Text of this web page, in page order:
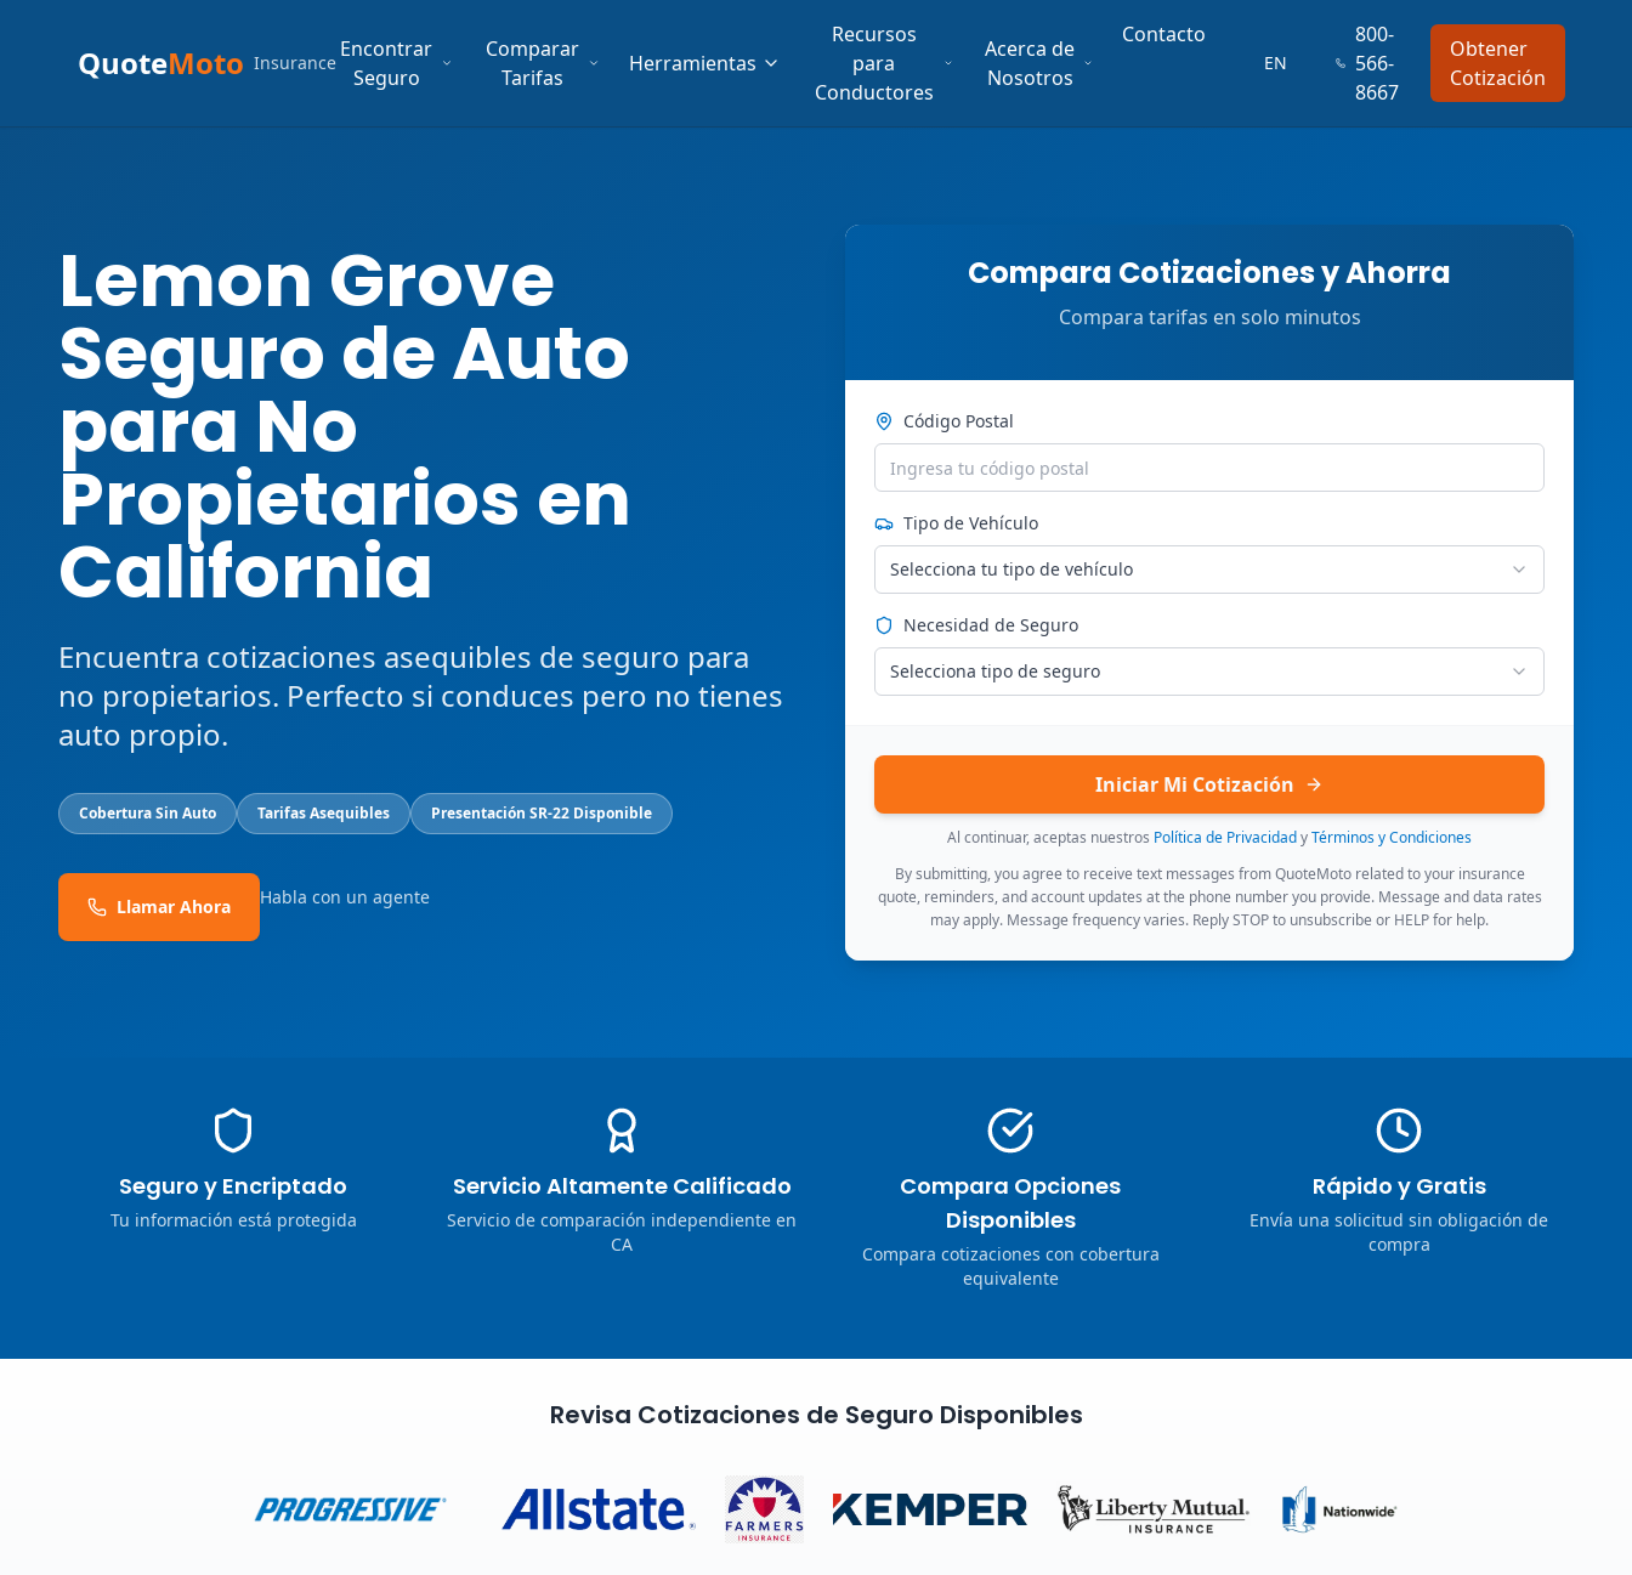
QuoteMoto Insurance
Encontrar
Seguro
Comparar
Tarifas
Herramientas
Recursos
para
Conductores
Acerca de
Nosotros
Contacto
EN
800-
566-
8667
Obtener
Cotización
Lemon Grove
Seguro de Auto
para No
Propietarios en
California
Encuentra cotizaciones asequibles de seguro para
no propietarios. Perfecto si conduces pero no tienes
auto propio.
Cobertura Sin Auto Tarifas Asequibles Presentación SR-22 Disponible
Llamar Ahora Habla con un agente
Compara Cotizaciones y Ahorra
Compara tarifas en solo minutos
Código Postal
Tipo de Vehículo
Selecciona tu tipo de vehículo
Necesidad de Seguro
Selecciona tipo de seguro
Iniciar Mi Cotización
Al continuar, aceptas nuestros Política de PrivacidadyTérminos y Condiciones
By submitting, you agree to receive text messages from QuoteMoto related to your insurance
quote, reminders, and account updates at the phone number you provide. Message and data rates
may apply. Message frequency varies. Reply STOP to unsubscribe or HELP for help.
Seguro y Encriptado
Tu información está protegida
Servicio Altamente Calificado
Servicio de comparación independiente en
CA
Compara Opciones
Disponibles
Compara cotizaciones con cobertura
equivalente
Rápido y Gratis
Envía una solicitud sin obligación de
compra
Revisa Cotizaciones de Seguro Disponibles